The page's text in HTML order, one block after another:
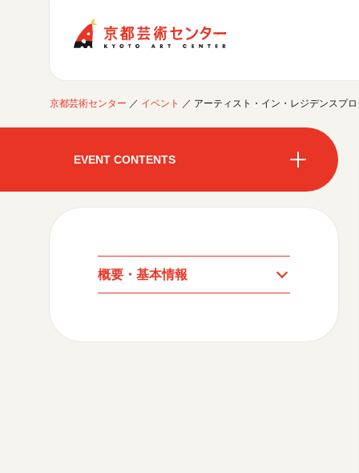
ご利用案内
取材／視察・見学／撮影
イベントに参加する
開催中のイベント
制作室を使う
制作室の設備
公募情報
京都芸術センター ／ イベント ／ アーティスト・イン・レジデンスプ
EVENT CONTENTS
開催中のイベント
月間スケジュール
これまでのイベント
概要・基本情報